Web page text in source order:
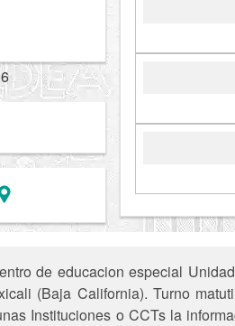
de educacion especial
(Baja California). Turno
Instituciones o CCTs la